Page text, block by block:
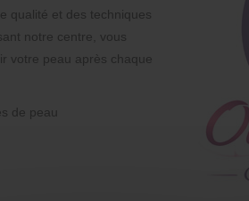
qualité et des techniques
notre centre, vous
votre peau après chaque
de peau